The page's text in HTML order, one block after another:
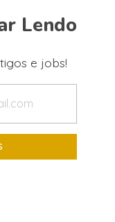
Lendo
e jobs!